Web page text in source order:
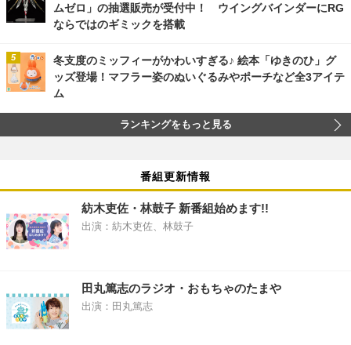
ムゼロ」の抽選販売が受付中！ ウイングバインダーにRG
ならではのギミックを搭載
冬支度のミッフィーがかわいすぎる♪ 絵本「ゆきのひ」グ
ッズ登場！マフラー姿のぬいぐるみやポーチなど全3アイテ
ム
ランキングをもっと見る
番組更新情報
紡木吏佐・林鼓子 新番組始めます!!
出演：紡木吏佐、林鼓子
田丸篤志のラジオ・おもちゃのたまや
出演：田丸篤志